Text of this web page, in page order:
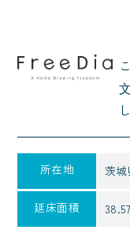
所在地 茨城
延床面積